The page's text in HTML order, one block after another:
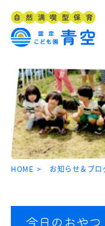
HOME お知らせ＆ブロ
今日のおやつ